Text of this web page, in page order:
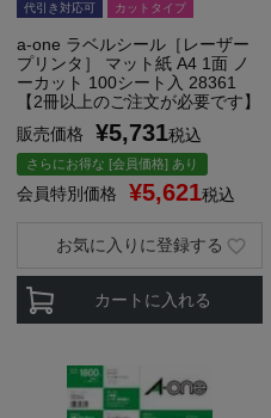
代引き対応可 カットタイプ
a-one ラベルシール［レーザー
プリンタ］ マット紙 A4 1面 ノ
ーカット 100シート入 28361
【2冊以上のご注文が必要です】
販売価格
¥5,731税込
さらにお得な [会員価格] あり
会員特別価格 ¥5,621税込
カートに入れる
お気に入りに登録する